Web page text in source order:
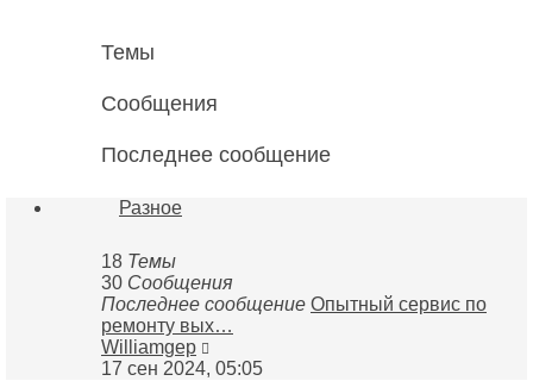
Темы
Сообщения
Последнее сообщение
Разное
18 Темы
30 Сообщения
Последнее сообщение Опытный сервис по
ремонту вых…
Williamgep
к
17 сен 2024, 05:05